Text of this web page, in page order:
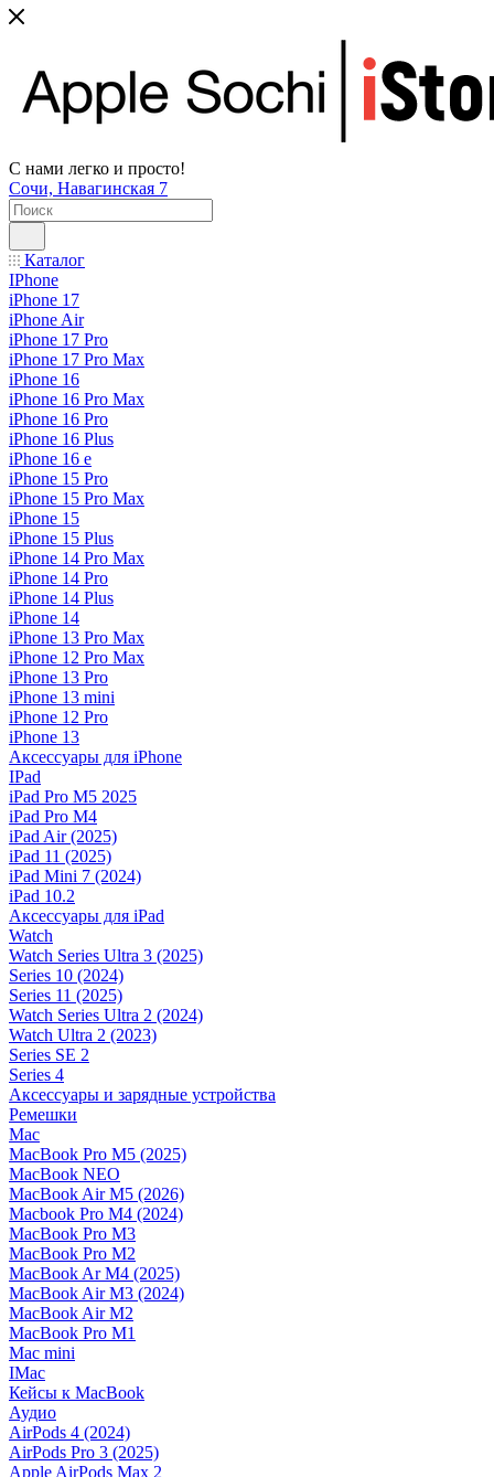
С нами легко и просто!
Сочи, Навагинская 7
Каталог
IPhone
iPhone 17
iPhone Air
iPhone 17 Pro
iPhone 17 Pro Max
iPhone 16
iPhone 16 Pro Max
iPhone 16 Pro
iPhone 16 Plus
iPhone 16 e
iPhone 15 Pro
iPhone 15 Pro Max
iPhone 15
iPhone 15 Plus
iPhone 14 Pro Max
iPhone 14 Pro
iPhone 14 Plus
iPhone 14
iPhone 13 Pro Max
iPhone 12 Pro Max
iPhone 13 Pro
iPhone 13 mini
iPhone 12 Pro
iPhone 13
Аксессуары для iPhone
IPad
iPad Pro M5 2025
iPad Pro M4
iPad Air (2025)
iPad 11 (2025)
iPad Mini 7 (2024)
iPad 10.2
Аксессуары для iPad
Watch
Watch Series Ultra 3 (2025)
Series 10 (2024)
Series 11 (2025)
Watch Series Ultra 2 (2024)
Watch Ultra 2 (2023)
Series SE 2
Series 4
Аксессуары и зарядные устройства
Ремешки
Mac
MacBook Pro M5 (2025)
MacBook NEO
MacBook Air M5 (2026)
Macbook Pro M4 (2024)
MacBook Pro M3
MacBook Pro M2
MacBook Ar M4 (2025)
MacBook Air M3 (2024)
MacBook Air M2
MacBook Pro M1
Mac mini
IMac
Кейсы к MacBook
Аудио
AirPods 4 (2024)
AirPods Pro 3 (2025)
Apple AirPods Max 2